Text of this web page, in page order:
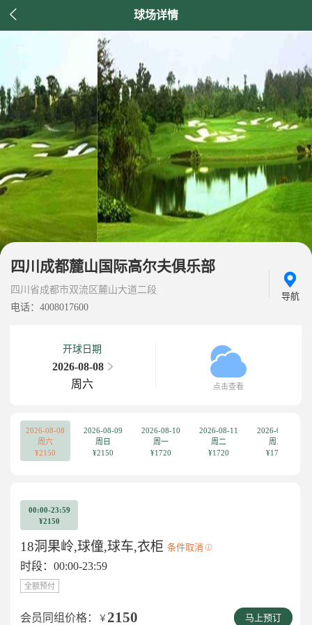
 球场详情
四川成都麓山国际高尔夫俱乐部
四川省成都市双流区麓山大道二段
电话：4008017600
导航
开球日期
2026-08-08
周六
点击查看
2026-08-08
周六
¥2150
2026-08-09
周日
¥2150
2026-08-10
周一
¥1720
2026-08-11
周二
¥1720
2026-08-12
周三
¥1720
00:00-23:59
¥2150
18洞果岭,球僮,球车,衣柜 条件取消
时段：00:00-23:59
全额预付
会员同组价格： ￥2150 马上预订